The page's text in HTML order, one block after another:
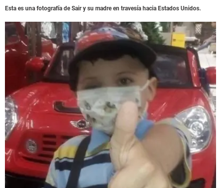
Esta es una fotografía de Sair y su madre en travesía hacia Estados Unidos.